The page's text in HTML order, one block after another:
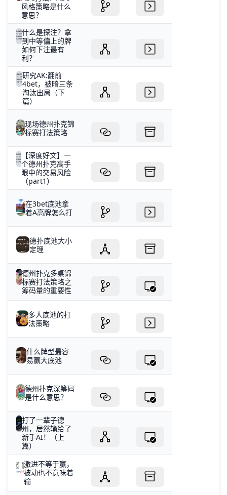
风格策略是什么
意思？
什么是探注？拿
到中等偏上的牌
如何下注最有
利？
研究AK:翻前
4bet，被暗三条
淘汰出局（下
篇）
现场德州扑克锦
标赛打法策略
【深度好文】一
个德州扑克高手
眼中的交易风险
（part1）
在3bet底池拿
着A高牌怎么打
德扑底池大小
定理
德州扑克多桌锦
标赛打法策略之
筹码量的重要性
多人底池的打
法策略
什么牌型最容
易赢大底池
德州扑克深筹码
是什么意思？
打了一辈子德
州，居然输给了
新手AI！（上
篇）
激进不等于赢，
被动也不意味着
输